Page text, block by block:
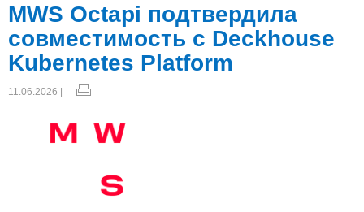
MWS Octapi подтвердила
совместимость с Deckhouse
Kubernetes Platform
11.06.2026 |